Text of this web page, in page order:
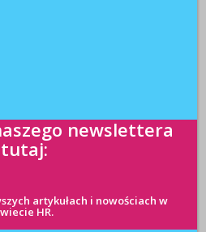
newslettera
tutaj:
artykułach i nowościach w
HR.